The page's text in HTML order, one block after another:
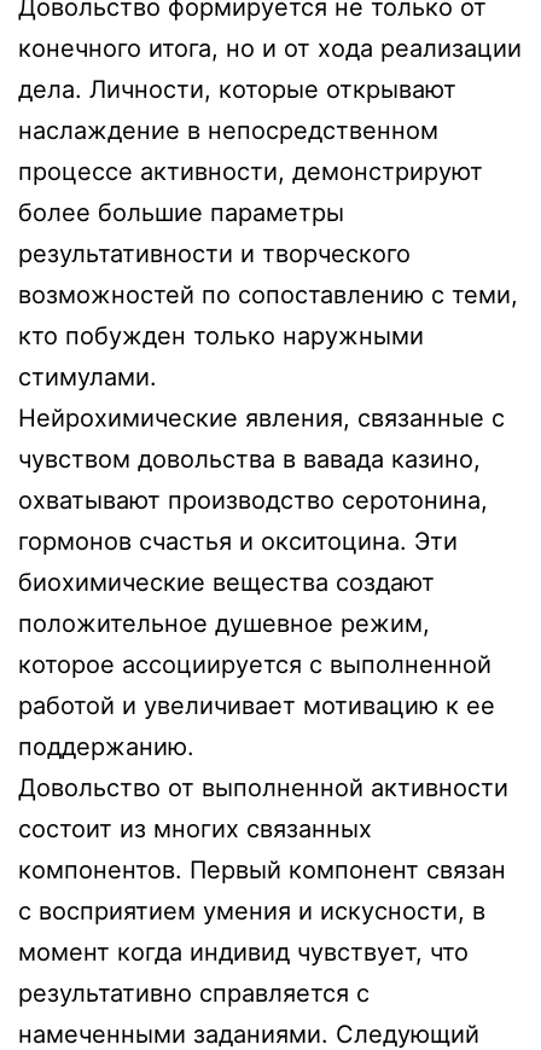
Довольство формируется не только от
конечного итога, но и от хода реализации
дела. Личности, которые открывают
наслаждение в непосредственном
процессе активности, демонстрируют
более большие параметры
результативности и творческого
возможностей по сопоставлению с теми,
кто побужден только наружными
стимулами.
Нейрохимические явления, связанные с
чувством довольства в вавада казино,
охватывают производство серотонина,
гормонов счастья и окситоцина. Эти
биохимические вещества создают
положительное душевное режим,
которое ассоциируется с выполненной
работой и увеличивает мотивацию к ее
поддержанию.
Довольство от выполненной активности
состоит из многих связанных
компонентов. Первый компонент связан
с восприятием умения и искусности, в
момент когда индивид чувствует, что
результативно справляется с
намеченными заданиями. Следующий